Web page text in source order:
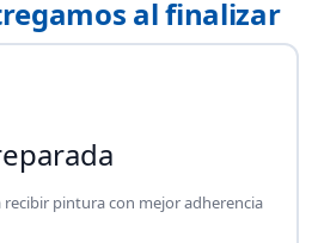
al finalizar
pintura con mejor adherencia